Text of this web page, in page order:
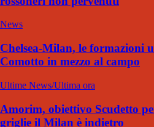
News
Chelsea-Milan, le formazioni
Comotto in mezzo al campo
Ultime News/Ultima ora
Amorim, obiettivo Scudetto
griglie il Milan è indietro